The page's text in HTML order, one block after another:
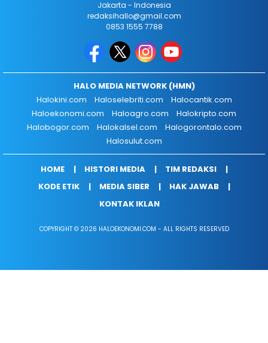
Jakarta - Indonesia
redaksihallo@gmail.com
0853 1555 7788
HALO MEDIA NETWORK (HMN)
Halokini.com
Haloselebriti.com
Halocantik.com
Haloekonomi.com
Haloagro.com
Halokripto.com
Halobogor.com
Halokalsel.com
Halogorontalo.com
Halosulut.com
HOME HISTORI MEDIA
TIM REDAKSI
KODE ETIK
MEDIA SIBER
HAK JAWAB
KONTAK IKLAN
COPYRIGHT © 2026 HALOEKONOMI.COM - ALL RIGHTS RESERVED